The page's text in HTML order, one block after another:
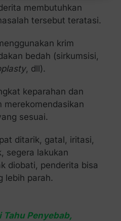
membutuhkan
tersebut teratasi.
krim
bedah (sirkumsisi,
, dll).
keparahan dan
merekomendasikan
sesuai.
ditarik, gatal, iritasi,
segera lakukan
diobati, penderita bisa
lebih parah.
Penyebab,